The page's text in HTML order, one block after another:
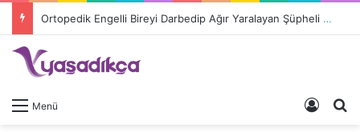
Ortopedik Engelli Bireyi Darbedip Ağır Yaralayan Şüpheli Tutuklandı
Menü Giriş